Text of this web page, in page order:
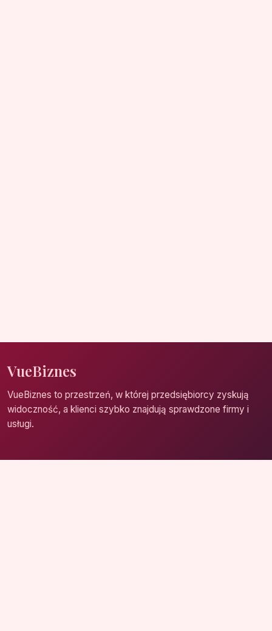
VueBiznes
VueBiznes to przestrzeń, w której przedsiębiorcy zyskują
widoczność, a klienci szybko znajdują sprawdzone firmy i
usługi.